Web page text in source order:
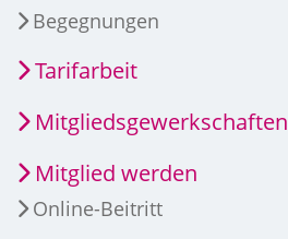
Begegnungen
Tarifarbeit
Mitgliedsgewerkschaften
Mitglied werden
Online-Beitritt